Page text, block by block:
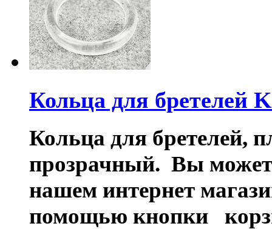
Кольца для бретелей
Кольца для бретелей,
прозрачный. Вы
нашем интернет
помощью кнопки